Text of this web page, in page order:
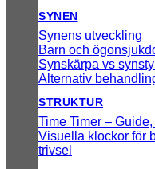
SYNEN
Synens utveckling
Barn och
Synskärpa vs
Alternativ
STRUKTUR
Time Timer –
Visuella klockor för
trivsel